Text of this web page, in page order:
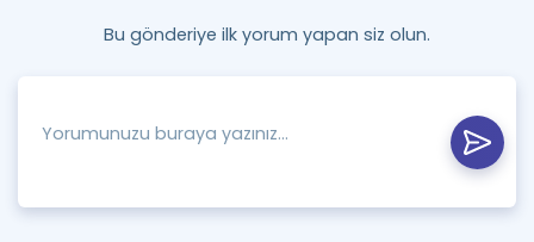
Bu gönderiye ilk yorum yapan siz olun.